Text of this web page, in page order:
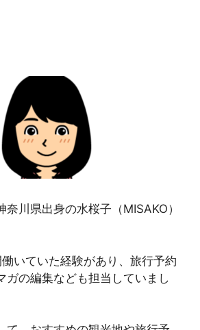
奈川県出身の水桜子（MISAKO）
いていた経験があり、旅行予約
ガの編集なども担当していまし